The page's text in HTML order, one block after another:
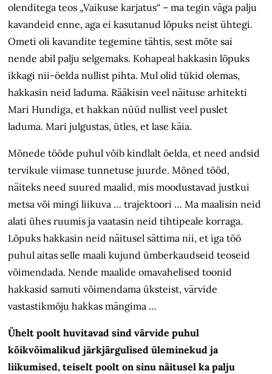
olenditega teos „Vaikuse karjatus“ – ma tegin väga palju
kavandeid enne, aga ei kasutanud lõpuks neist ühtegi.
Ometi oli kavandite tegemine tähtis, sest mõte sai
nende abil palju selgemaks. Kohapeal hakkasin lõpuks
ikkagi nii-öelda nullist pihta. Mul olid tükid olemas,
hakkasin neid laduma. Rääkisin veel näituse arhitekti
Mari Hundiga, et hakkan nüüd nullist veel puslet
laduma. Mari julgustas, ütles, et lase käia.
Mõnede tööde puhul võib kindlalt öelda, et need andsid
tervikule viimase tunnetuse juurde. Mõned tööd,
näiteks need suured maalid, mis moodustavad justkui
metsa või mingi liikuva … trajektoori … Ma maalisin neid
alati ühes ruumis ja vaatasin neid tihtipeale korraga.
Lõpuks hakkasin neid näitusel sättima nii, et iga töö
puhul aitas selle maali kujund ümberkaudseid teoseid
võimendada. Nende maalide omavahelised toonid
hakkasid samuti võimendama üksteist, värvide
vastastikmõju hakkas mängima …
Ühelt poolt huvitavad sind värvide puhul
kõikvõimalikud järkjärgulised üleminekud ja
liikumised, teiselt poolt on sinu näitusel ka palju